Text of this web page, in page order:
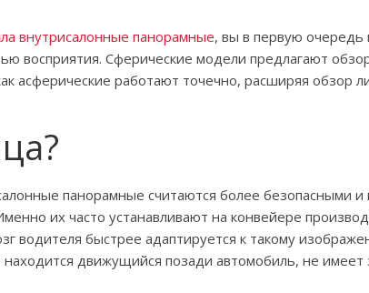
внутрисалонные панорамные, вы в первую
восприятия. Сферические модели предлагают обзор
асферические работают точечно, расширяя обзор
панорамные считаются более безопасными
их часто устанавливают на конвейере
водителя быстрее адаптируется к такому
движущийся позади автомобиль, не имеет